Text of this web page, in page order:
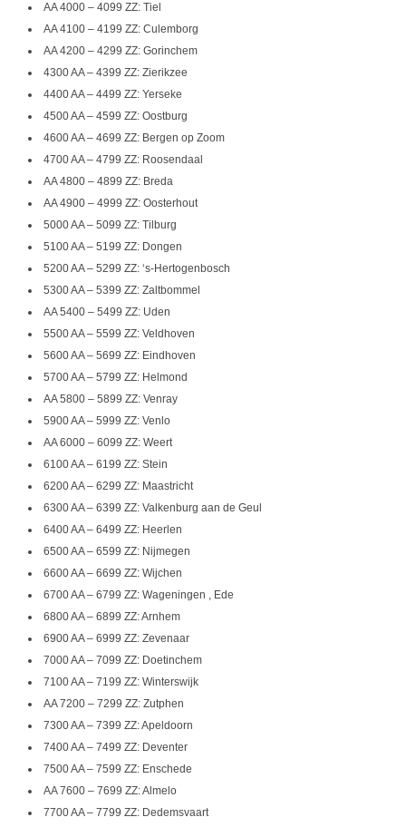
AA 4000 – 4099 ZZ: Tiel
AA 4100 – 4199 ZZ: Culemborg
AA 4200 – 4299 ZZ: Gorinchem
4300 AA – 4399 ZZ: Zierikzee
4400 AA – 4499 ZZ: Yerseke
4500 AA – 4599 ZZ: Oostburg
4600 AA – 4699 ZZ: Bergen op Zoom
4700 AA – 4799 ZZ: Roosendaal
AA 4800 – 4899 ZZ: Breda
AA 4900 – 4999 ZZ: Oosterhout
5000 AA – 5099 ZZ: Tilburg
5100 AA – 5199 ZZ: Dongen
5200 AA – 5299 ZZ: ‘s-Hertogenbosch
5300 AA – 5399 ZZ: Zaltbommel
AA 5400 – 5499 ZZ: Uden
5500 AA – 5599 ZZ: Veldhoven
5600 AA – 5699 ZZ: Eindhoven
5700 AA – 5799 ZZ: Helmond
AA 5800 – 5899 ZZ: Venray
5900 AA – 5999 ZZ: Venlo
AA 6000 – 6099 ZZ: Weert
6100 AA – 6199 ZZ: Stein
6200 AA – 6299 ZZ: Maastricht
6300 AA – 6399 ZZ: Valkenburg aan de Geul
6400 AA – 6499 ZZ: Heerlen
6500 AA – 6599 ZZ: Nijmegen
6600 AA – 6699 ZZ: Wijchen
6700 AA – 6799 ZZ: Wageningen , Ede
6800 AA – 6899 ZZ: Arnhem
6900 AA – 6999 ZZ: Zevenaar
7000 AA – 7099 ZZ: Doetinchem
7100 AA – 7199 ZZ: Winterswijk
AA 7200 – 7299 ZZ: Zutphen
7300 AA – 7399 ZZ: Apeldoorn
7400 AA – 7499 ZZ: Deventer
7500 AA – 7599 ZZ: Enschede
AA 7600 – 7699 ZZ: Almelo
7700 AA – 7799 ZZ: Dedemsvaart